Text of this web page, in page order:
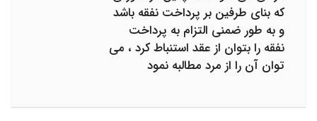
که بنای طرفین بر پرداخت نفقه باشد
و به طور ضمنی التزام به پرداخت
نفقه را بتوان از عقد استنباط کرد ، می
توان آن را از مرد مطالبه نمود